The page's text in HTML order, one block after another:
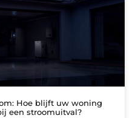
Hoe blijft uw woning
een stroomuitval?